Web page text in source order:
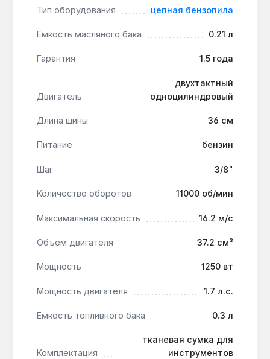
твёрдым предметом.
Снижение усталости рук:
антивибрационная
поглощает вибрации от двигателя, что
объёмом 0.21 л обеспечивает непрерывную
перегрев и износ при интенсивной резке.
использования на даче или в частном доме:
см, распиловка дров. Двухтактный двигатель
даёт запас мощности для плотной древесины
(дуб, бук). Производство — Латвия.
бак?
Масляный бак объёмом 0.21 л хватает
примерно на 1-2 заправки топливного бака (0.3
Тип оборудования цепная бензопила
Емкость масляного бака 0.21 л
Гарантия 1.5 года
Двигатель
двухтактный
одноцилиндровый
Длина шины 36 см
Питание бензин
Шаг 3/8"
Количество оборотов 11000 об/мин
Максимальная скорость 16.2 м/с
Объем двигателя 37.2 см³
Мощность 1250 вт
Мощность двигателя 1.7 л.с.
Емкость топливного бака 0.3 л
Комплектация
тканевая сумка для
инструментов